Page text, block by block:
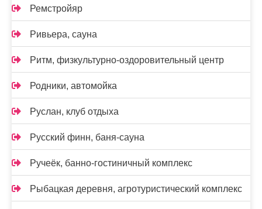
Ремстройяр
Ривьера, сауна
Ритм, физкультурно-оздоровительный центр
Родники, автомойка
Руслан, клуб отдыха
Русский финн, баня-сауна
Ручеёк, банно-гостиничный комплекс
Рыбацкая деревня, агротуристический комплекс